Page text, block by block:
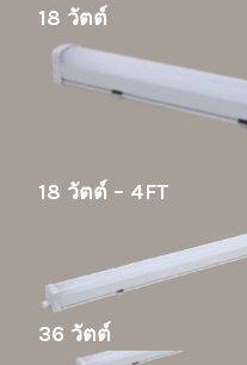
18 วัตต์
18 วัตต์ – 4FT
36 วัตต์